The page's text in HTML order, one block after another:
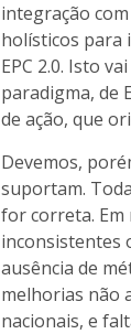
integração
holísticos para
EPC 2.0. Isto
paradigma, de
de ação, que
Devemos,
suportam.
for correta.
inconsistentes
ausência de
melhorias não
nacionais, e